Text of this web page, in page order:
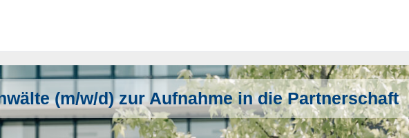
(m/w/d) zur Aufnahme in die Partnerschaft